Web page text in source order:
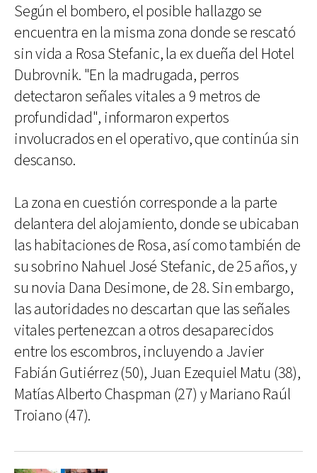
Según el bombero, el posible hallazgo se
encuentra en la misma zona donde se rescató
sin vida a Rosa Stefanic, la ex dueña del Hotel
Dubrovnik. "En la madrugada, perros
detectaron señales vitales a 9 metros de
profundidad", informaron expertos
involucrados en el operativo, que continúa sin
descanso.
La zona en cuestión corresponde a la parte
delantera del alojamiento, donde se ubicaban
las habitaciones de Rosa, así como también de
su sobrino Nahuel José Stefanic, de 25 años, y
su novia Dana Desimone, de 28. Sin embargo,
las autoridades no descartan que las señales
vitales pertenezcan a otros desaparecidos
entre los escombros, incluyendo a Javier
Fabián Gutiérrez (50), Juan Ezequiel Matu (38),
Matías Alberto Chaspman (27) y Mariano Raúl
Troiano (47).